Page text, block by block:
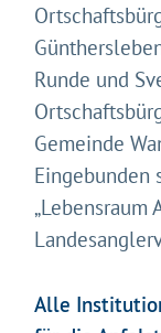
Runde und
Gemeinde
Eingebunden
„Lebensraum
Alle